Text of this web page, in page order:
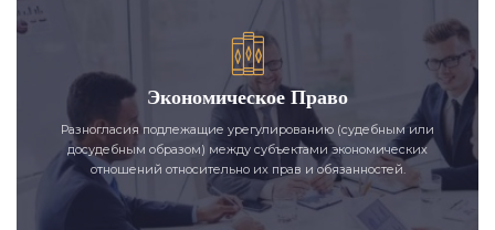
Экономическое Право
Разногласия подлежащие урегулированию (судебным или
досудебным образом) между субъектами экономических
отношений относительно их прав и обязанностей.